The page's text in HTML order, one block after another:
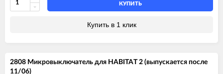
КУПИТЬ
Купить в 1 клик
2808 Микровыключатель для HABITAT 2 (выпускается после
11/06)